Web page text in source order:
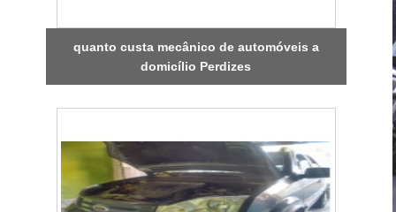
quanto custa mecânico de automóveis a
domicílio Perdizes